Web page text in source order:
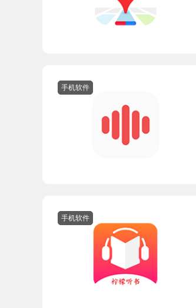
手机软件
手机软件